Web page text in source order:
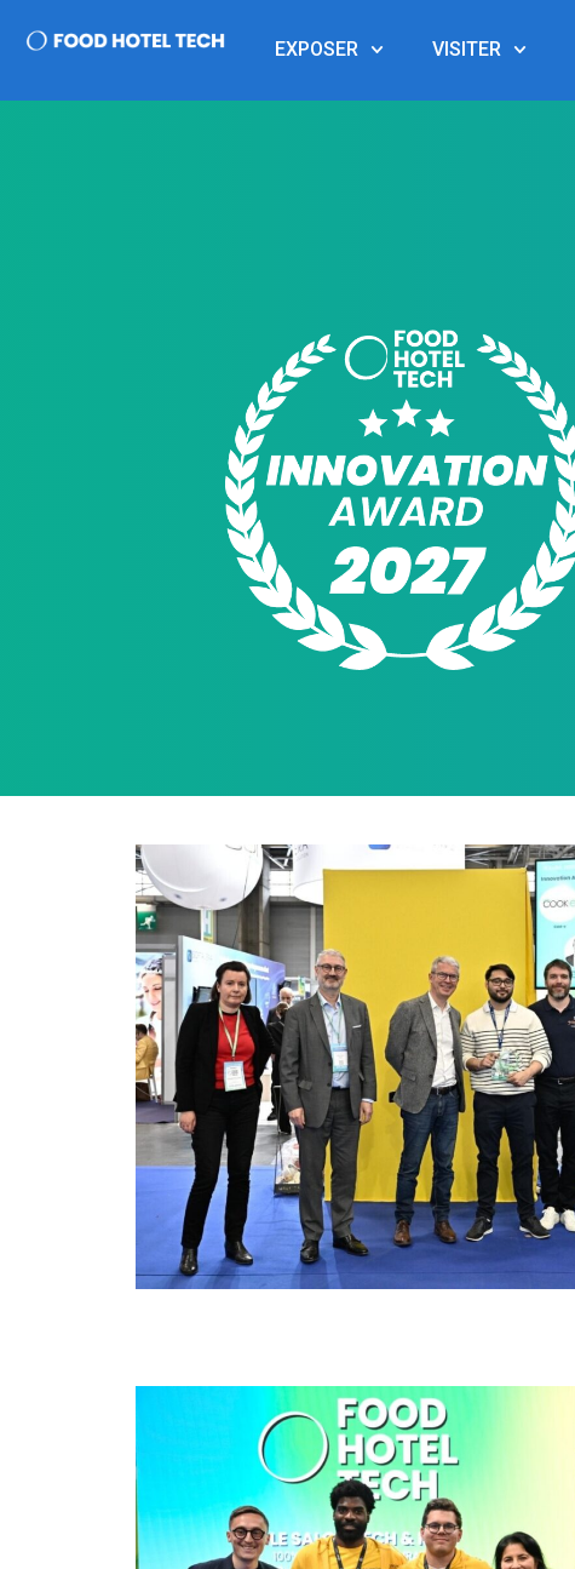
EXPOSER VISITER